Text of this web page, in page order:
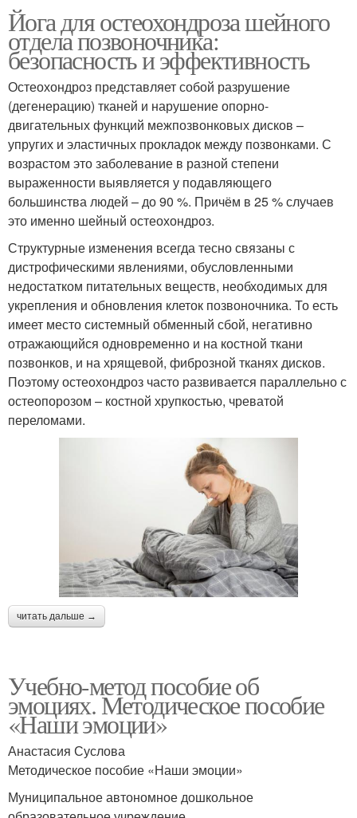
Йога для остеохондроза шейного
отдела позвоночника:
безопасность и эффективность
Остеохондроз представляет собой разрушение
(дегенерацию) тканей и нарушение опорно-
двигательных функций межпозвонковых дисков –
упругих и эластичных прокладок между позвонками. С
возрастом это заболевание в разной степени
выраженности выявляется у подавляющего
большинства людей – до 90 %. Причём в 25 % случаев
это именно шейный остеохондроз.
Структурные изменения всегда тесно связаны с
дистрофическими явлениями, обусловленными
недостатком питательных веществ, необходимых для
укрепления и обновления клеток позвоночника. То есть
имеет место системный обменный сбой, негативно
отражающийся одновременно и на костной ткани
позвонков, и на хрящевой, фиброзной тканях дисков.
Поэтому остеохондроз часто развивается параллельно с
остеопорозом – костной хрупкостью, чреватой
переломами.
читать дальше →
Учебно-метод пособие об
эмоциях. Методическое пособие
«Наши эмоции»
Анастасия Суслова
Методическое пособие «Наши эмоции»
Муниципальное автономное дошкольное